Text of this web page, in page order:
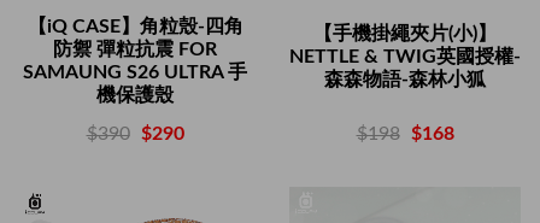
【iQ CASE】角粒殼-四角
防禦 彈粒抗震 FOR
SAMAUNG S26 ULTRA 手
機保護殼
$390 $290
【手機掛繩夾片(小)】
NETTLE & TWIG英國授權-
森森物語-森林小狐
$198 $168